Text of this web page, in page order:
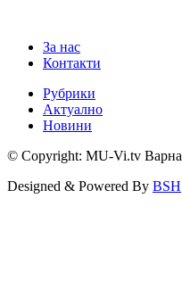
За нас
Контакти
Рубрики
Актуално
Новини
© Copyright: MU-Vi.tv Варна
Designed & Powered By BSH